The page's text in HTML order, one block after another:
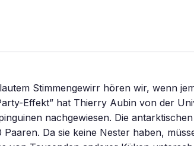
Stimmengewirr hören wir, wenn
Effekt” hat Thierry Aubin von der
nachgewiesen. Die
Paaren. Da sie keine Nester haben,